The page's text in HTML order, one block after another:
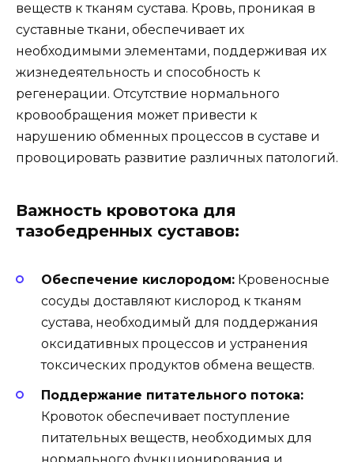
веществ к тканям сустава. Кровь, проникая в
суставные ткани, обеспечивает их
необходимыми элементами, поддерживая их
жизнедеятельность и способность к
регенерации. Отсутствие нормального
кровообращения может привести к
нарушению обменных процессов в суставе и
провоцировать развитие различных патологий.
Важность кровотока для
тазобедренных суставов:
Обеспечение кислородом: Кровеносные
сосуды доставляют кислород к тканям
сустава, необходимый для поддержания
оксидативных процессов и устранения
токсических продуктов обмена веществ.
Поддержание питательного потока:
Кровоток обеспечивает поступление
питательных веществ, необходимых для